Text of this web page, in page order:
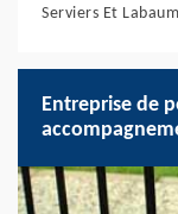
Serviers Et
Entreprise de